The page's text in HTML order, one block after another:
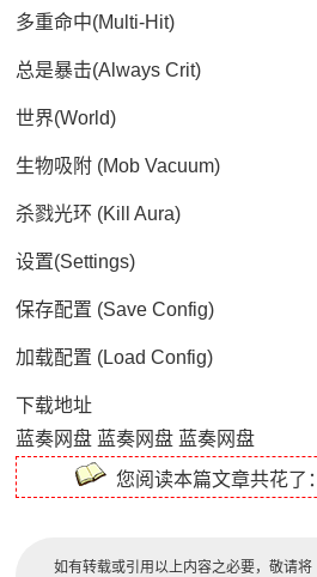
多重命中(Multi-Hit)
总是暴击(Always Crit)
世界(World)
生物吸附 (Mob Vacuum)
杀戮光环 (Kill Aura)
设置(Settings)
保存配置 (Save Config)
加载配置 (Load Config)
下载地址
蓝奏网盘 蓝奏网盘 蓝奏网盘
您阅读本篇文章共花了：
如有转载或引用以上内容之必要，敬请将